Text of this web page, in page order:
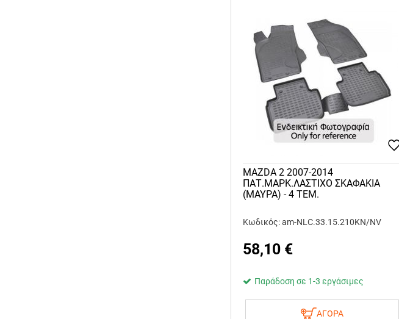
MAZDA 2 2007-2014
ΠΑΤ.ΜΑΡΚ.ΛΑΣΤΙΧΟ ΣΚΑΦΑΚΙΑ
(ΜΑΥΡΑ) - 4 ΤΕΜ.
Κωδικός: am-NLC.33.15.210KN/NV
58,10 €
Παράδοση σε 1-3 εργάσιμες
ΑΓΟΡΑ